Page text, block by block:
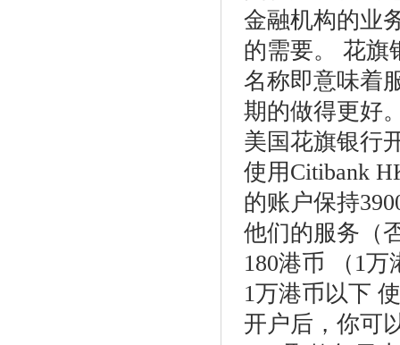
金融机构的业
的需要。 花旗
名称即意味着
期的做得更好
美国花旗银行
使用Citibank
的账户保持
他们的服务（
180港币 （1
1万港币以下
开户后，你可